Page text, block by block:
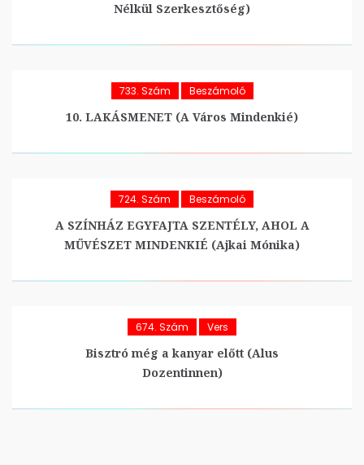
Nélkül Szerkesztőség)
733. Szám Beszámoló
10. LAKÁSMENET (A Város Mindenkié)
724. Szám Beszámoló
A SZÍNHÁZ EGYFAJTA SZENTÉLY, AHOL A
MŰVÉSZET MINDENKIÉ (Ajkai Mónika)
674. Szám Vers
Bisztró még a kanyar előtt (Alus
Dozentinnen)